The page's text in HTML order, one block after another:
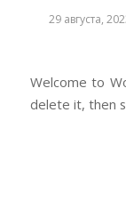
29 августа,
Welcome to
delete it, then